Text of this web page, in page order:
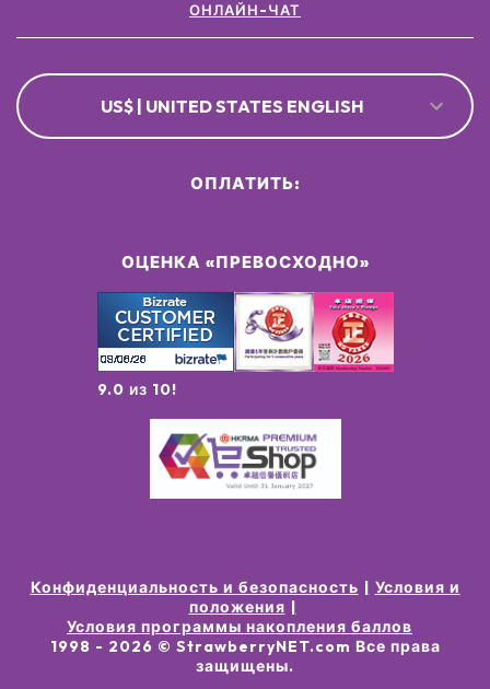
ОНЛАЙН-ЧАТ
US$ | UNITED STATES ENGLISH
ОЦЕНКА «ПРЕВОСХОДНО»
9.0 из 10!
ОПЛАТИТЬ:
Конфиденциальность и безопасность
Условия и
положения
Условия программы накопления баллов
1998 - 2026 © StrawberryNET.com Все права
защищены.